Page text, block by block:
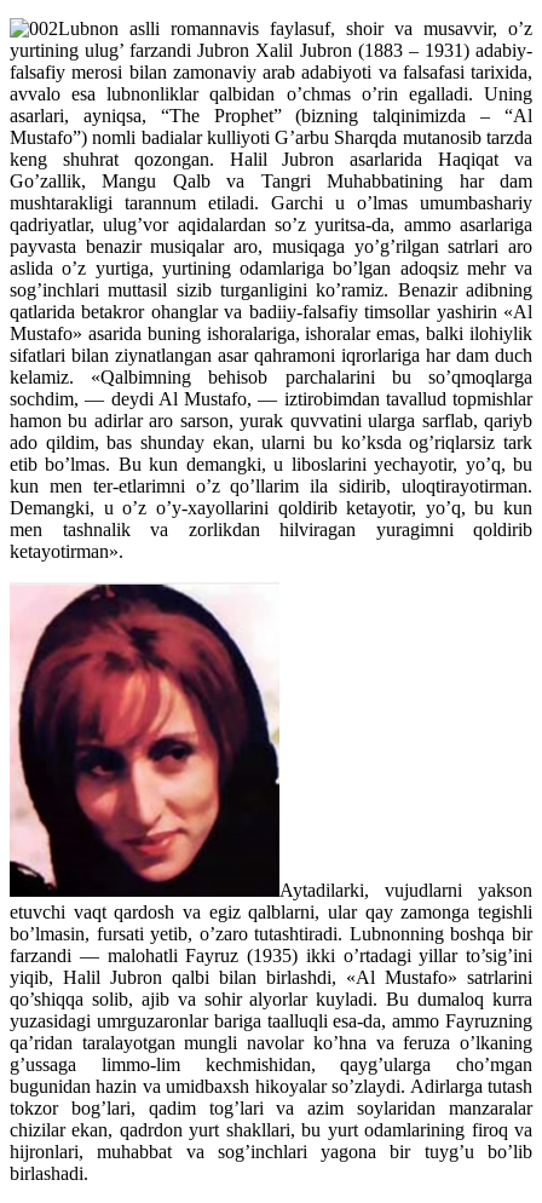
Lubnon aslli romannavis faylasuf, shoir va musavvir, o’z
yurtining ulug’ farzandi Jubron Xalil Jubron (1883 – 1931) adabiy-
falsafiy merosi bilan zamonaviy arab adabiyoti va falsafasi tarixida,
avvalo esa lubnonliklar qalbidan o’chmas o’rin egalladi. Uning
asarlari, ayniqsa, “The Prophet” (bizning talqinimizda – “Al
Mustafo”) nomli badialar kulliyoti G’arbu Sharqda mutanosib tarzda
keng shuhrat qozongan. Halil Jubron asarlarida Haqiqat va
Go’zallik, Mangu Qalb va Tangri Muhabbatining har dam
mushtarakligi tarannum etiladi. Garchi u o’lmas umumbashariy
qadriyatlar, ulug’vor aqidalardan so’z yuritsa-da, ammo asarlariga
payvasta benazir musiqalar aro, musiqaga yo’g’rilgan satrlari aro
aslida o’z yurtiga, yurtining odamlariga bo’lgan adoqsiz mehr va
sog’inchlari muttasil sizib turganligini ko’ramiz. Benazir adibning
qatlarida betakror ohanglar va badiiy-falsafiy timsollar yashirin «Al
Mustafo» asarida buning ishoralariga, ishoralar emas, balki ilohiylik
sifatlari bilan ziynatlangan asar qahramoni iqrorlariga har dam duch
kelamiz. «Qalbimning behisob parchalarini bu so’qmoqlarga
sochdim, — deydi Al Mustafo, — iztirobimdan tavallud topmishlar
hamon bu adirlar aro sarson, yurak quvvatini ularga sarflab, qariyb
ado qildim, bas shunday ekan, ularni bu ko’ksda og’riqlarsiz tark
etib bo’lmas. Bu kun demangki, u liboslarini yechayotir, yo’q, bu
kun men ter-etlarimni o’z qo’llarim ila sidirib, uloqtirayotirman.
Demangki, u o’z o’y-xayollarini qoldirib ketayotir, yo’q, bu kun
men tashnalik va zorlikdan hilviragan yuragimni qoldirib
ketayotirman».
Aytadilarki, vujudlarni yakson
etuvchi vaqt qardosh va egiz qalblarni, ular qay zamonga tegishli
bo’lmasin, fursati yetib, o’zaro tutashtiradi. Lubnonning boshqa bir
farzandi — malohatli Fayruz (1935) ikki o’rtadagi yillar to’sig’ini
yiqib, Halil Jubron qalbi bilan birlashdi, «Al Mustafo» satrlarini
qo’shiqqa solib, ajib va sohir alyorlar kuyladi. Bu dumaloq kurra
yuzasidagi umrguzaronlar bariga taalluqli esa-da, ammo Fayruzning
qa’ridan taralayotgan mungli navolar ko’hna va feruza o’lkaning
g’ussaga limmo-lim kechmishidan, qayg’ularga cho’mgan
bugunidan hazin va umidbaxsh hikoyalar so’zlaydi. Adirlarga tutash
tokzor bog’lari, qadim tog’lari va azim soylaridan manzaralar
chizilar ekan, qadrdon yurt shakllari, bu yurt odamlarining firoq va
hijronlari, muhabbat va sog’inchlari yagona bir tuyg’u bo’lib
birlashadi.